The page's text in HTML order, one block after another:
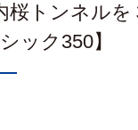
桜トンネル
ック350】